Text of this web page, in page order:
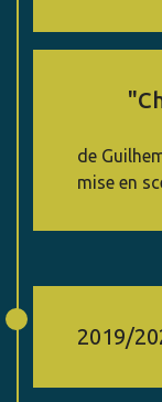
de
mise en
2019/